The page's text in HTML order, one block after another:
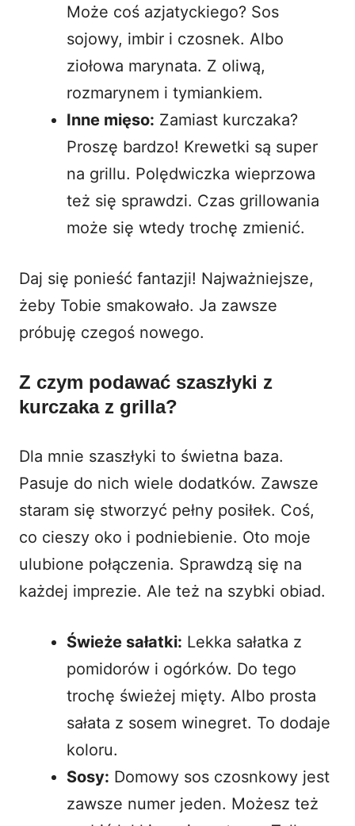
Może coś azjatyckiego? Sos
sojowy, imbir i czosnek. Albo
ziołowa marynata. Z oliwą,
rozmarynem i tymiankiem.
Inne mięso: Zamiast kurczaka?
Proszę bardzo! Krewetki są super
na grillu. Polędwiczka wieprzowa
też się sprawdzi. Czas grillowania
może się wtedy trochę zmienić.
Daj się ponieść fantazji! Najważniejsze,
żeby Tobie smakowało. Ja zawsze
próbuję czegoś nowego.
Z czym podawać szaszłyki z
kurczaka z grilla?
Dla mnie szaszłyki to świetna baza.
Pasuje do nich wiele dodatków. Zawsze
staram się stworzyć pełny posiłek. Coś,
co cieszy oko i podniebienie. Oto moje
ulubione połączenia. Sprawdzą się na
każdej imprezie. Ale też na szybki obiad.
Świeże sałatki: Lekka sałatka z
pomidorów i ogórków. Do tego
trochę świeżej mięty. Albo prosta
sałata z sosem winegret. To dodaje
koloru.
Sosy: Domowy sos czosnkowy jest
zawsze numer jeden. Możesz też